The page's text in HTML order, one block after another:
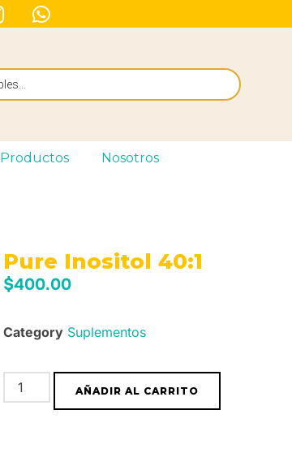
Productos Nosotros
Pure Inositol 40:1
$400.00
Category Suplementos
AÑADIR AL CARRITO